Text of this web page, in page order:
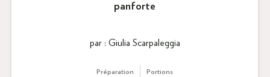
panforte
par : Giulia Scarpaleggia
Préparation
Portions